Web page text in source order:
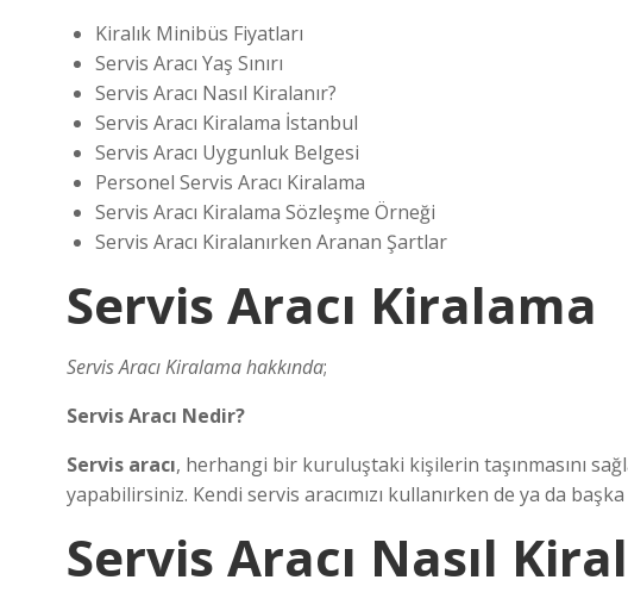
Kiralık Minibüs Fiyatları
Servis Aracı Yaş Sınırı
Servis Aracı Nasıl Kiralanır?
Servis Aracı Kiralama İstanbul
Servis Aracı Uygunluk Belgesi
Personel Servis Aracı Kiralama
Servis Aracı Kiralama Sözleşme Örneği
Servis Aracı Kiralanırken Aranan Şartlar
Servis Aracı Kiralama
Servis Aracı Kiralama hakkında;
Servis Aracı Nedir?
Servis aracı, herhangi bir kuruluştaki kişilerin taşınmasını
yapabilirsiniz. Kendi servis aracımızı kullanırken de ya da
Servis Aracı Nasıl